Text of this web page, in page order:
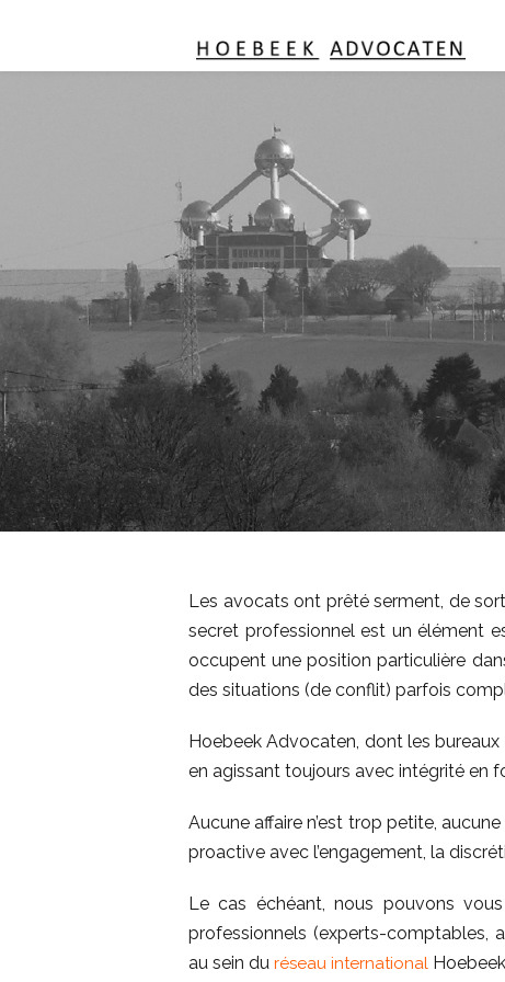
Les avocats ont prêté serment, de
secret professionnel est un élément
occupent une position particulière
des situations (de conflit) parfois
Hoebeek Advocaten, dont les bureaux
en agissant toujours avec intégrité en
Aucune affaire n’est trop petite,
proactive avec l’engagement, la
Le cas échéant, nous pouvons
professionnels (experts-comptables,
au sein du réseau international